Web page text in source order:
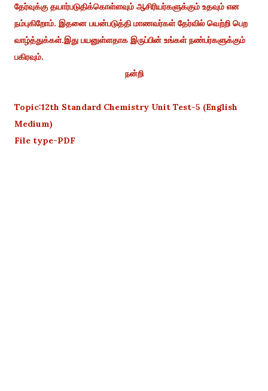
தேர்வுக்கு தயார்படுதிக்கொள்ளவும் ஆசிரியர்களுக்கும் உதவும் என
நம்புகிறோம். இதனை பயன்படுத்தி மாணவர்கள் தேர்வில் வெற்றி பெற
வாழ்த்துக்கள்.இது பயனுள்ளதாக இருப்பின் உங்கள் நண்பர்களுக்கும்
பகிரவும்.
நன்றி
Topic:12th Standard Chemistry Unit Test-5 (English
Medium)
File type-PDF